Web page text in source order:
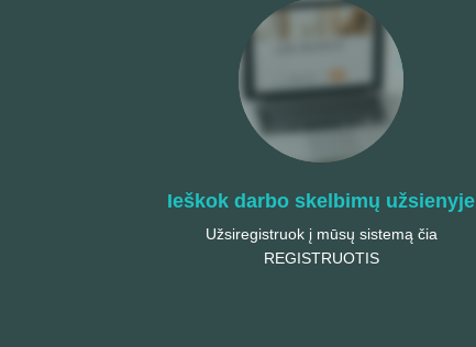
Ieškok darbo skelbimų užsienyje
Užsiregistruok į mūsų sistemą čia
REGISTRUOTIS